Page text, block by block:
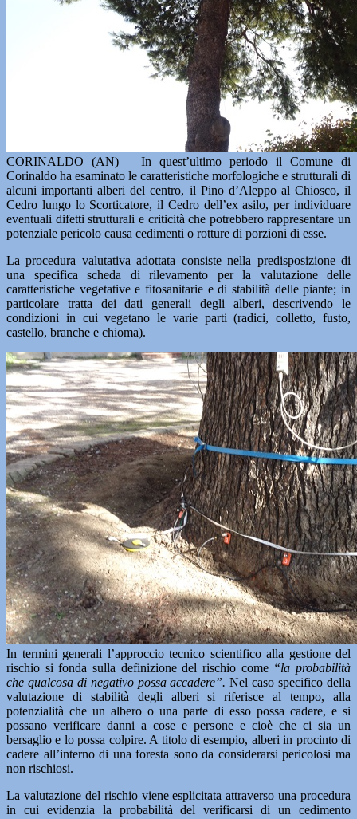
CORINALDO (AN) – In quest’ultimo periodo il Comune di
Corinaldo ha esaminato le caratteristiche morfologiche e strutturali di
alcuni importanti alberi del centro, il Pino d’Aleppo al Chiosco, il
Cedro lungo lo Scorticatore, il Cedro dell’ex asilo, per individuare
eventuali difetti strutturali e criticità che potrebbero rappresentare un
potenziale pericolo causa cedimenti o rotture di porzioni di esse.
La procedura valutativa adottata consiste nella predisposizione di
una specifica scheda di rilevamento per la valutazione delle
caratteristiche vegetative e fitosanitarie e di stabilità delle piante; in
particolare tratta dei dati generali degli alberi, descrivendo le
condizioni in cui vegetano le varie parti (radici, colletto, fusto,
castello, branche e chioma).
In termini generali l’approccio tecnico scientifico alla gestione del
rischio si fonda sulla definizione del rischio come “la probabilità
che qualcosa di negativo possa accadere”. Nel caso specifico della
valutazione di stabilità degli alberi si riferisce al tempo, alla
potenzialità che un albero o una parte di esso possa cadere, e si
possano verificare danni a cose e persone e cioè che ci sia un
bersaglio e lo possa colpire. A titolo di esempio, alberi in procinto di
cadere all’interno di una foresta sono da considerarsi pericolosi ma
non rischiosi.
La valutazione del rischio viene esplicitata attraverso una procedura
in cui evidenzia la probabilità del verificarsi di un cedimento